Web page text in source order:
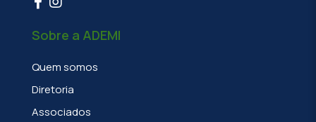
Sobre a ADEMI
Quem somos
Diretoria
Associados